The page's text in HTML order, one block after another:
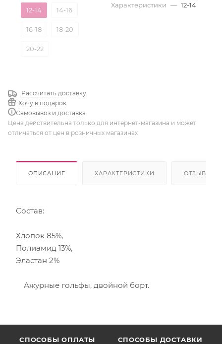
12-14
14-16
16-18 18-20
20-22
Рассчитать доставку
Хочу в подарок
Самовывоз и доставка
Характеристики — 12-14
Цена действительна только для интернет-магазина и может
отличаться от цен в розничных магазинах
ОПИСАНИЕ ХАРАКТЕРИСТИКИ ОТЗЫВЫ
Состав:
Хлопок 85%,
Полиамид 13%,
Эластан 2%
Ажурные гольфы, двойной борт.
CПОСОБЫ ОПЛАТЫ СПОСОБЫ ДОСТАВКИ